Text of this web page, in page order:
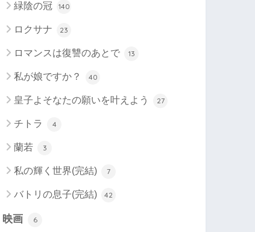
緑陰の冠 140
ロクサナ 23
ロマンスは復讐のあとで 13
私が娘ですか？ 40
皇子よそなたの願いを叶えよう 27
チトラ 4
蘭若 3
私の輝く世界(完結) 7
バトリの息子(完結) 42
映画 6